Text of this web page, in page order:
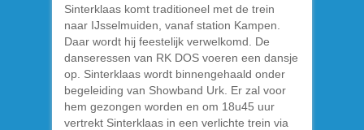
Sinterklaas komt traditioneel met de trein
naar IJsselmuiden, vanaf station Kampen.
Daar wordt hij feestelijk verwelkomd. De
danseressen van RK DOS voeren een dansje
op. Sinterklaas wordt binnengehaald onder
begeleiding van Showband Urk. Er zal voor
hem gezongen worden en om 18u45 uur
vertrekt Sinterklaas in een verlichte trein via